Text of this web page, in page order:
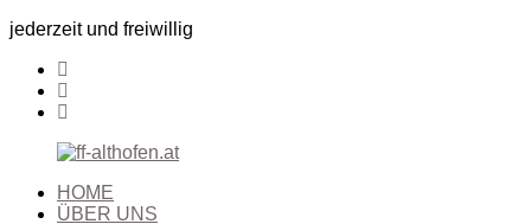
jederzeit und freiwillig
HOME
ÜBER UNS